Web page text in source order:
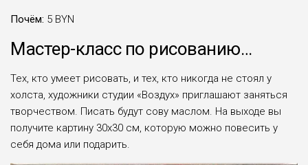
Почём: 5 BYN
Мастер-класс по рисованию…
Тех, кто умеет рисовать, и тех, кто никогда не стоял у
холста, художники студии «Воздух» приглашают заняться
творчеством. Писать будут сову маслом. На выходе вы
получите картину 30х30 см, которую можно повесить у
себя дома или подарить.